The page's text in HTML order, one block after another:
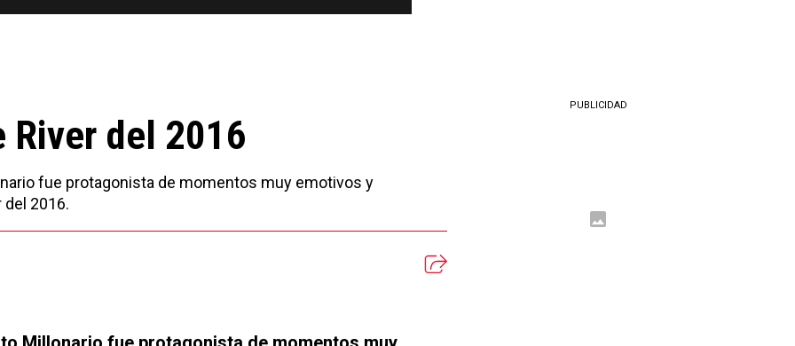
River del 2016
fue protagonista de momentos muy emotivos y
2016.
PUBLICIDAD